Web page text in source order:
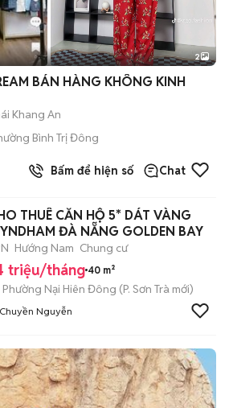
2
BÁN HÀNG KHÔNG KINH
Khang An
Bình Trị Đông
Bấm để hiện số Chat
THUÊ CĂN HỘ 5* DÁT VÀNG
ĐÀ NẴNG GOLDEN BAY
Hướng Nam Chung cư
triệu/tháng 40 m²
Phường Nại Hiên Đông (P. Sơn Trà mới)
Chuyền Nguyễn